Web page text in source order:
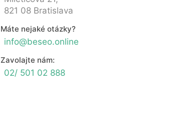
821 08 Bratislava
Máte nejaké otázky?
info@beseo.online
Zavolajte nám:
02/ 501 02 888